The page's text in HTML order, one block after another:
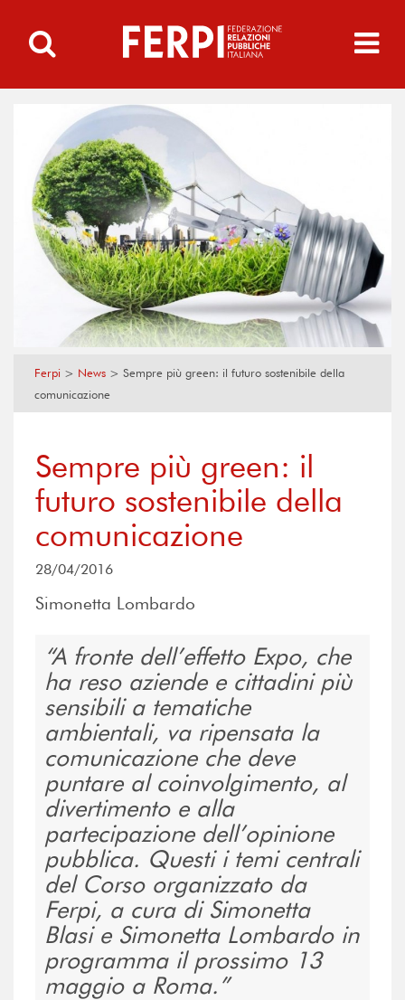
Ferpi > News > Sempre più green: il futuro sostenibile della
comunicazione
Sempre più green: il
futuro sostenibile della
comunicazione
28/04/2016
Simonetta Lombardo
A fronte dell’effetto Expo, che
ha reso aziende e cittadini più
sensibili a tematiche
ambientali, va ripensata la
comunicazione che deve
puntare al coinvolgimento, al
divertimento e alla
partecipazione dell’opinione
pubblica. Questi i temi centrali
del Corso organizzato da
Ferpi, a cura di Simonetta
Blasi e Simonetta Lombardo in
programma il prossimo 13
maggio a Roma.